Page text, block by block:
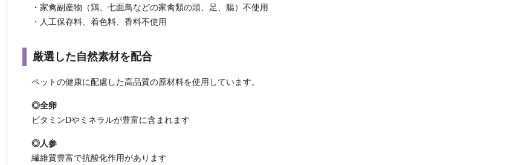
・家禽副産物（鶏、七面鳥などの家禽類の頭、足、腸）不使用
・人工保存料、着色料、香料不使用
厳選した自然素材を配合
ペットの健康に配慮した高品質の原材料を使用しています。
◎全卵
ビタミンDやミネラルが豊富に含まれます
◎人参
繊維質豊富で抗酸化作用があります